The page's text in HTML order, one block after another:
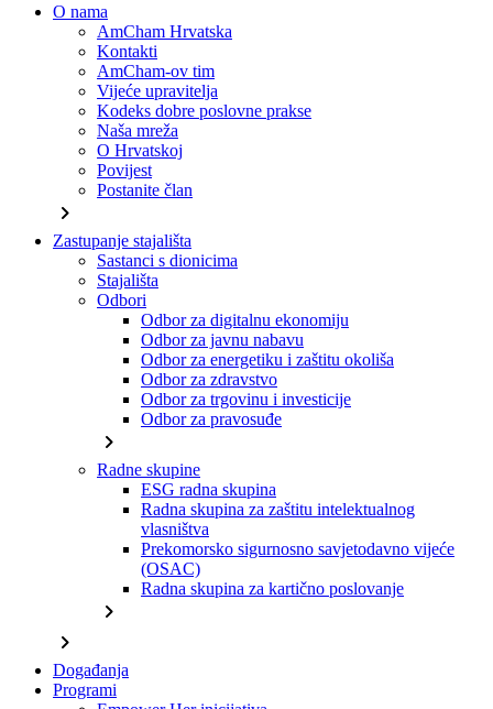
O nama
AmCham Hrvatska
Kontakti
AmCham-ov tim
Vijeće upravitelja
Kodeks dobre poslovne prakse
Naša mreža
O Hrvatskoj
Povijest
Postanite član
chevron_right
Zastupanje stajališta
Sastanci s dionicima
Stajališta
Odbori
Odbor za digitalnu ekonomiju
Odbor za javnu nabavu
Odbor za energetiku i zaštitu okoliša
Odbor za zdravstvo
Odbor za trgovinu i investicije
Odbor za pravosuđe
chevron_right
Radne skupine
ESG radna skupina
Radna skupina za zaštitu intelektualnog
vlasništva
Prekomorsko sigurnosno savjetodavno vijeće
(OSAC)
Radna skupina za kartično poslovanje
chevron_right
chevron_right
Događanja
Programi